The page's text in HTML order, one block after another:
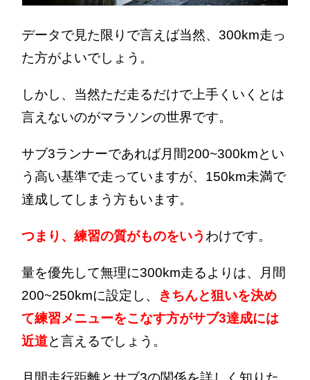
データで見た限りで言えば当然、300km走っ
た方がよいでしょう。
しかし、当然ただ走るだけで上手くいくとは
言えないのがマラソンの世界です。
サブ3ランナーであれば月間200~300kmとい
う高い基準で走っていますが、150km未満で
達成してしまう方もいます。
つまり、練習の質がものをいう わけです。
量を優先して無理に300km走るよりは、月間
200~250kmに設定し、
きちんと狙いを決め
て練習メニューをこなす方がサブ3達成には
近道と言えるでしょう。